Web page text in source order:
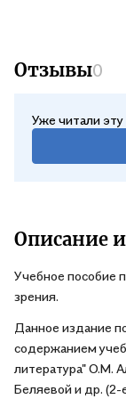
Отзывы0
Уже читали
Описание
Учебное пособие
зрения.
Данное издание
содержанием
литература" О.М.
Беляевой и др.